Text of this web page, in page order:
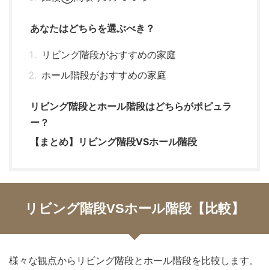
あなたはどちらを選ぶべき？
リビング階段がおすすめの家庭
ホール階段がおすすめの家庭
リビング階段とホール階段はどちらがポピュラ
ー？
【まとめ】リビング階段VSホール階段
リビング階段VSホール階段【比較】
様々な観点からリビング階段とホール階段を比較します。